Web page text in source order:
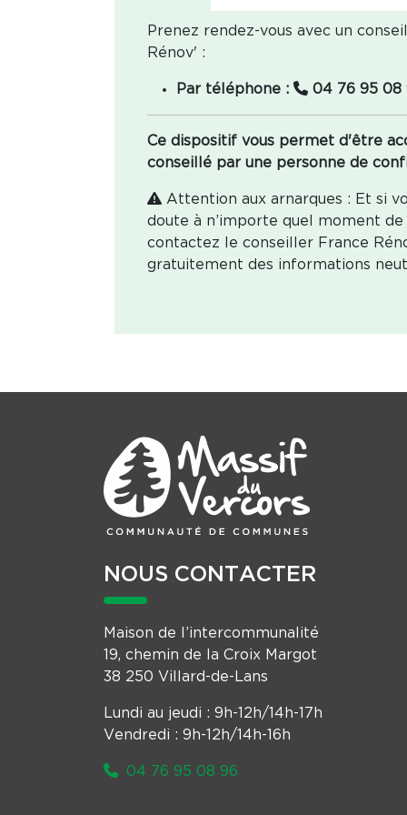
Prenez rendez-vous avec un
Rénov' :
Par téléphone : 04 76 95 08
Ce dispositif vous permet d'être
conseillé par une personne de
Attention aux arnarques : Et si
doute à n’importe quel moment
contactez le conseiller France
gratuitement des informations
NOUS CONTACTER
Maison de l’intercommunalité
19, chemin de la Croix Margot
38 250 Villard-de-Lans
Lundi au jeudi : 9h-12h/14h-17h
Vendredi : 9h-12h/14h-16h
04 76 95 08 96